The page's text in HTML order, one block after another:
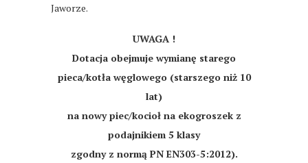
Jaworze.
UWAGA !
Dotacja obejmuje wymianę starego
pieca/kotła węglowego (starszego niż 10
lat)
na nowy piec/kocioł na ekogroszek z
podajnikiem 5 klasy
zgodny z normą PN EN303-5:2012).